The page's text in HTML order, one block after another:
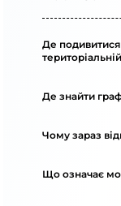
Де подивитися
Де знайти
Чому зараз
Що означає